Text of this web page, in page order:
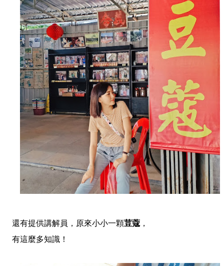
還有提供講解員，原來小小一顆荳蔻，
有這麼多知識！